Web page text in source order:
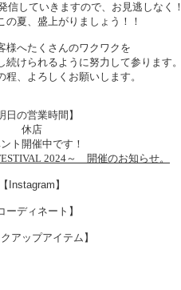
信していきますので、お見逃しなく！
の夏、盛上がりましょう！！
様へたくさんのワクワクを
けられるように努力して参ります。
程、よろしくお願いします。
日の営業時間】
休店
ト開催中です！
2024～ 開催のお知らせ。
【Instagram】
ーディネート】
クアップアイテム】